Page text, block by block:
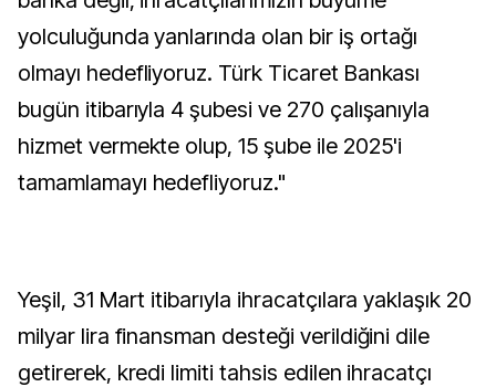
yolculuğunda yanlarında olan bir iş ortağı
olmayı hedefliyoruz. Türk Ticaret Bankası
bugün itibarıyla 4 şubesi ve 270 çalışanıyla
hizmet vermekte olup, 15 şube ile 2025'i
tamamlamayı hedefliyoruz."
Yeşil, 31 Mart itibarıyla ihracatçılara yaklaşık 20
milyar lira finansman desteği verildiğini dile
getirerek, kredi limiti tahsis edilen ihracatçı